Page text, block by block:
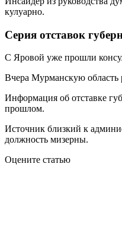
кулуарно.
Серия отставок
С Яровой уже прошли
Вчера Мурманскую
Информация об отставке
прошлом.
Источник близкий к
должность мизерны.
Оцените статью